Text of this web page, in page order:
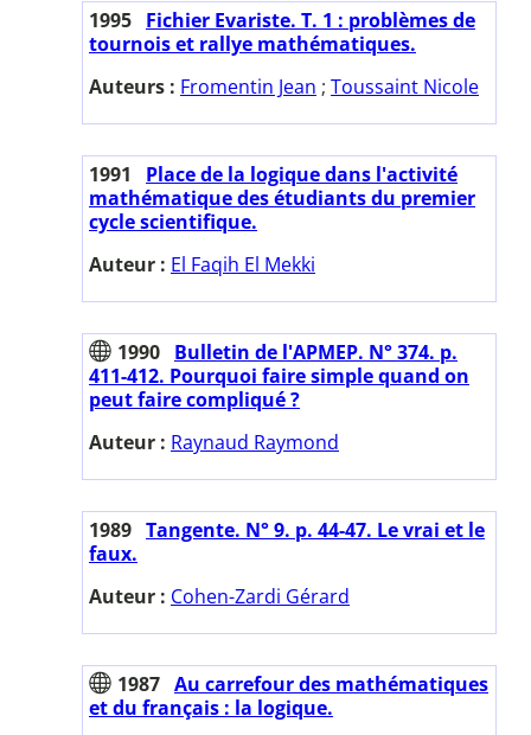
1995 Fichier Evariste. T. 1 : problèmes de
tournois et rallye mathématiques.
Auteurs : Fromentin Jean ; Toussaint Nicole
1991
Place de la logique dans l'activité
mathématique des étudiants du premier
cycle scientifique.
Auteur : El Faqih El Mekki
1990 Bulletin de l'APMEP. N° 374. p.
411-412. Pourquoi faire simple quand on
peut faire compliqué ?
Auteur : Raynaud Raymond
1989 Tangente. N° 9. p. 44-47. Le vrai et le
faux.
Auteur : Cohen-Zardi Gérard
1987 Au carrefour des mathématiques
et du français : la logique.